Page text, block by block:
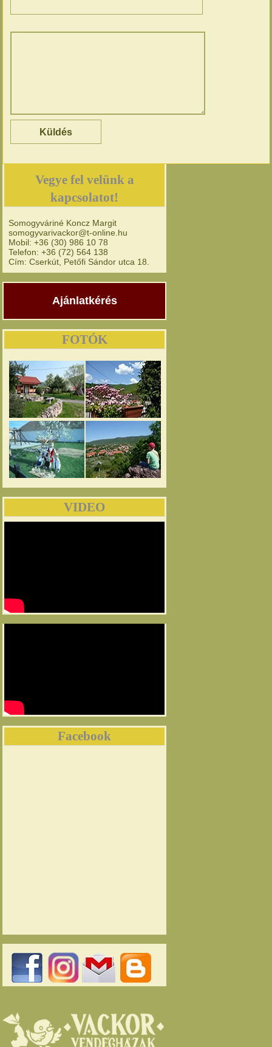
Vegye fel velünk a
kapcsolatot!
Somogyváriné Koncz Margit
somogyvarivackor@t-online.hu
Mobil: +36 (30) 986 10 78
Telefon: +36 (72) 564 138
Cím: Cserkút, Petőfi Sándor utca 18.
Ajánlatkérés
FOTÓK
VIDEO
Facebook